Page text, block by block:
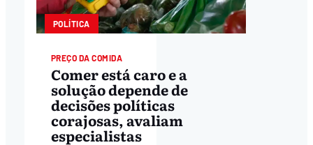
POLÍTICA
PREÇO DA COMIDA
Comer está caro e a
solução depende de
decisões políticas
corajosas, avaliam
especialistas